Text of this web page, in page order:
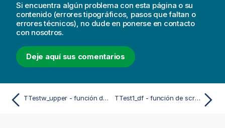
Si encuentra algún problema con esta página o su
contenido (errores tipográficos, pasos que faltan o
errores técnicos), no dude en ponerse en contacto
con nosotros.
Deje aquí sus comentarios
TTestw_upper - función de script y de gráfico TTest1_df - función de script y de gráfico